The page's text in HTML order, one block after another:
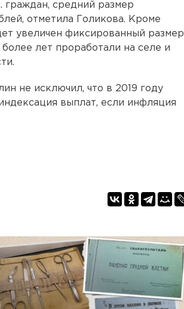
граждан, средний размер
отметила Голикова. Кроме
увеличен фиксированный размер
лет проработали на селе и
не исключил, что в 2019 году
выплат, если инфляция